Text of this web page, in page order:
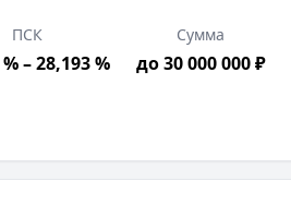
ПСК
– 28,193 %
Сумма
до 30 000 000 ₽